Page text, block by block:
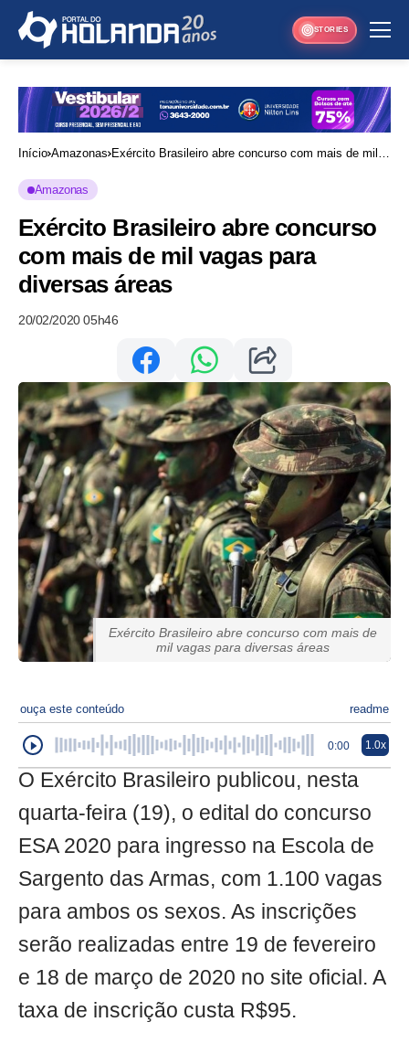
STORIES
Início Amazonas Exército Brasileiro abre concurso com mais de mil
Amazonas
Exército Brasileiro abre concurso
com mais de mil vagas para
diversas áreas
20/02/2020 05h46
Exército Brasileiro abre concurso com mais de
mil vagas para diversas áreas
ouça este conteúdo readme
0:00 1.0x
O Exército Brasileiro publicou, nesta
quarta-feira (19), o edital do concurso
ESA 2020 para ingresso na Escola de
Sargento das Armas, com 1.100 vagas
para ambos os sexos. As inscrições
serão realizadas entre 19 de fevereiro
e 18 de março de 2020 no site oficial. A
taxa de inscrição custa R$95.